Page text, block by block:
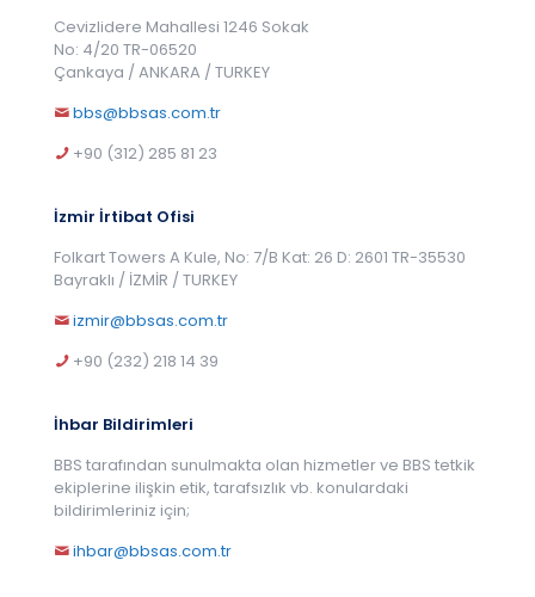
Cevizlidere Mahallesi 1246 Sokak
No: 4/20 TR-06520
Çankaya / ANKARA / TURKEY
bbs@bbsas.com.tr
+90 (312) 285 81 23
İzmir İrtibat Ofisi
Folkart Towers A Kule, No: 7/B Kat: 26 D: 2601 TR-35530
Bayraklı / İZMİR / TURKEY
izmir@bbsas.com.tr
+90 (232) 218 14 39
İhbar Bildirimleri
BBS tarafından sunulmakta olan hizmetler ve BBS tetkik
ekiplerine ilişkin etik, tarafsızlık vb. konulardaki
bildirimleriniz için;
ihbar@bbsas.com.tr